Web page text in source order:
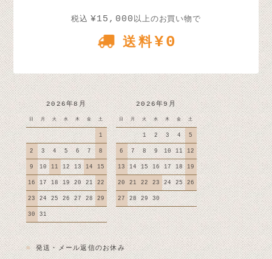
税込 ¥15,000 以上のお買い物で
送料¥0
2026年8月
日 月 火 水 木 金 土
1
2 3 4 5 6 7 8
9 10 11 12 13 14 15
16 17 18 19 20 21 22
23 24 25 26 27 28 29
30 31
2026年9月
日 月 火 水 木 金 土
1 2 3 4 5
6 7 8 9 10 11 12
13 14 15 16 17 18 19
20 21 22 23 24 25 26
27 28 29 30
■発送・メール返信のお休み